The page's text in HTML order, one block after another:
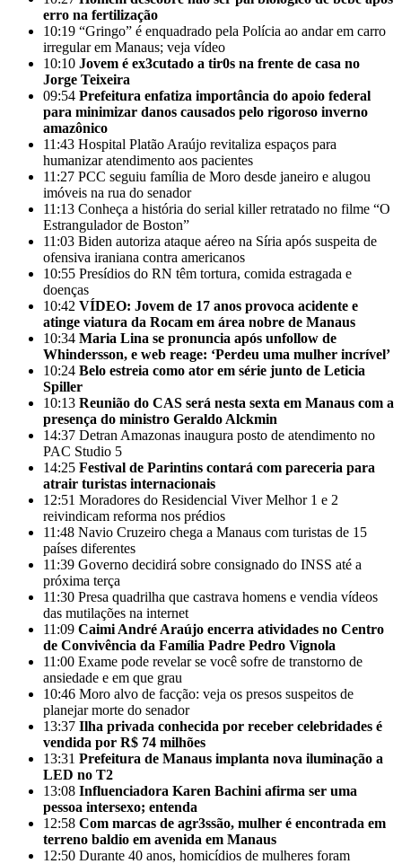
erro na fertilização
10:19 “Gringo” é enquadrado pela Polícia ao andar em carro
irregular em Manaus; veja vídeo
10:10 Jovem é ex3cutado a tir0s na frente de casa no
Jorge Teixeira
09:54 Prefeitura enfatiza importância do apoio federal
para minimizar danos causados pelo rigoroso inverno
amazônico
11:43 Hospital Platão Araújo revitaliza espaços para
humanizar atendimento aos pacientes
11:27 PCC seguiu família de Moro desde janeiro e alugou
imóveis na rua do senador
11:13 Conheça a história do serial killer retratado no filme “O
Estrangulador de Boston”
11:03 Biden autoriza ataque aéreo na Síria após suspeita de
ofensiva iraniana contra americanos
10:55 Presídios do RN têm tortura, comida estragada e
doenças
10:42 VÍDEO: Jovem de 17 anos provoca acidente e
atinge viatura da Rocam em área nobre de Manaus
10:34 Maria Lina se pronuncia após unfollow de
Whindersson, e web reage: ‘Perdeu uma mulher incrível’
10:24 Belo estreia como ator em série junto de Leticia
Spiller
10:13 Reunião do CAS será nesta sexta em Manaus com a
presença do ministro Geraldo Alckmin
14:37 Detran Amazonas inaugura posto de atendimento no
PAC Studio 5
14:25 Festival de Parintins contará com pareceria para
atrair turistas internacionais
12:51 Moradores do Residencial Viver Melhor 1 e 2
reivindicam reforma nos prédios
11:48 Navio Cruzeiro chega a Manaus com turistas de 15
países diferentes
11:39 Governo decidirá sobre consignado do INSS até a
próxima terça
11:30 Presa quadrilha que castrava homens e vendia vídeos
das mutilações na internet
11:09 Caimi André Araújo encerra atividades no Centro
de Convivência da Família Padre Pedro Vignola
11:00 Exame pode revelar se você sofre de transtorno de
ansiedade e em que grau
10:46 Moro alvo de facção: veja os presos suspeitos de
planejar morte do senador
13:37 Ilha privada conhecida por receber celebridades é
vendida por R$ 74 milhões
13:31 Prefeitura de Manaus implanta nova iluminação a
LED no T2
13:08 Influenciadora Karen Bachini afirma ser uma
pessoa intersexo; entenda
12:58 Com marcas de agr3ssão, mulher é encontrada em
terreno baldio em avenida em Manaus
12:50 Durante 40 anos, homicídios de mulheres foram